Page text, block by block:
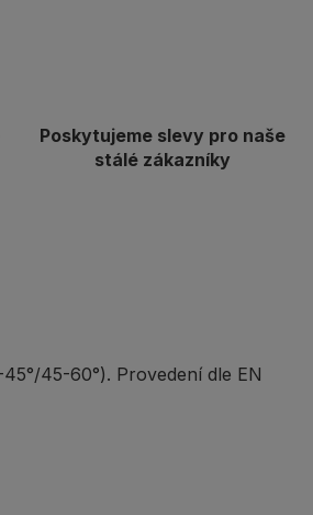
Poskytujeme slevy pro naše
stálé zákazníky
45-60°). Provedení dle EN